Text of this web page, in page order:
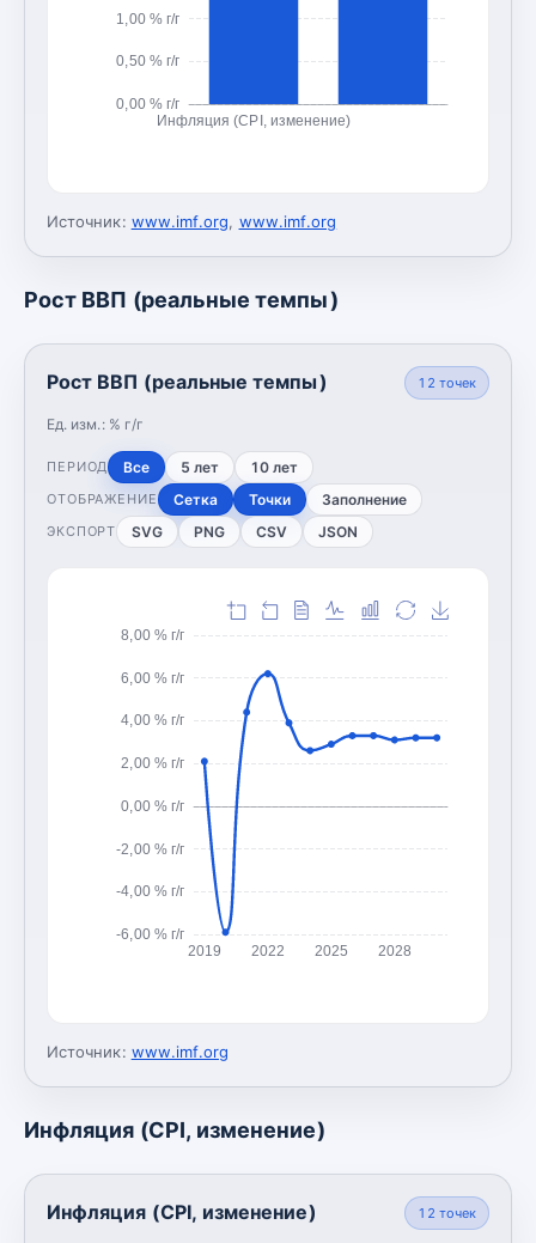
0,00 % г/г
0,50 % г/г
1,00 % г/г
Инфляция (CPI, изменение)
Источник: www.imf.org, www.imf.org
Рост ВВП (реальные темпы)
Рост ВВП (реальные темпы)
Ед. изм.: % г/г
12 точек
ПЕРИОД Все 5 лет 10 лет
ОТОБРАЖЕНИЕ Сетка Точки Заполнение
ЭКСПОРТ SVG PNG CSV JSON
-6,00 % г/г
-4,00 % г/г
-2,00 % г/г
0,00 % г/г
2,00 % г/г
4,00 % г/г
6,00 % г/г
8,00 % г/г
2019 2022 2025 2028
Источник: www.imf.org
Инфляция (CPI, изменение)
Инфляция (CPI, изменение) 12 точек